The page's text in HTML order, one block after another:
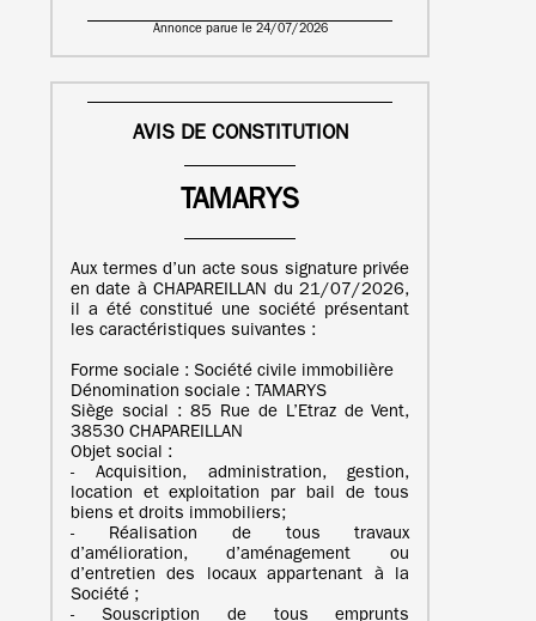
Annonce parue le 24/07/2026
AVIS DE CONSTITUTION
TAMARYS
Aux termes d’un acte sous signature privée
en date à CHAPAREILLAN du 21/07/2026,
il a été constitué une société présentant
les caractéristiques suivantes :
Forme sociale : Société civile immobilière
Dénomination sociale : TAMARYS
Siège social : 85 Rue de L’Etraz de Vent,
38530 CHAPAREILLAN
Objet social :
- Acquisition, administration, gestion,
location et exploitation par bail de tous
biens et droits immobiliers;
- Réalisation de tous travaux
d’amélioration, d’aménagement ou
d’entretien des locaux appartenant à la
Société ;
- Souscription de tous emprunts